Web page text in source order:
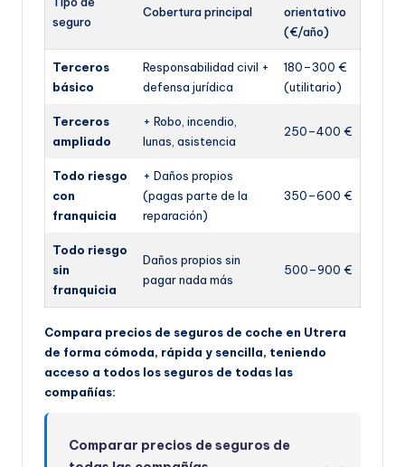
seguro
Cobertura principal
orientativo
(€/año)
Terceros
básico
Responsabilidad civil +
defensa jurídica
180–300 €
(utilitario)
Terceros
ampliado
+ Robo, incendio,
lunas, asistencia
250–400 €
Todo riesgo
con
franquicia
+ Daños propios
(pagas parte de la
reparación)
350–600 €
Todo riesgo
sin
franquicia
Daños propios sin
pagar nada más
500–900 €
Compara precios de seguros de coche en Utrera
de forma cómoda, rápida y sencilla, teniendo
acceso a todos los seguros de todas las
compañías:
Comparar precios de seguros de